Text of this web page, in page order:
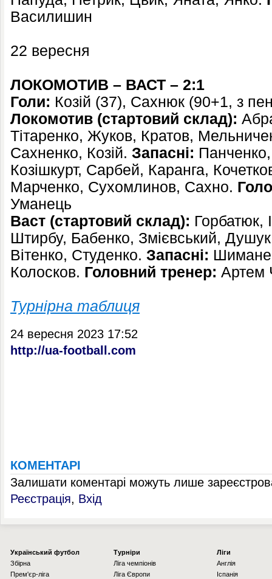
Василишин
22 вересня
ЛОКОМОТИВ – ВАСТ – 2:1
Голи: Козій (37), Сахнюк (90+1, з
Локомотив (стартовий склад):
Тітаренко, Жуков, Кратов,
Сахненко, Козій. Запасні:
Козішкурт, Сарбей, Каранга,
Марченко, Сухомлинов, Сахно.
Уманець
Васт (стартовий склад): Горбатюк,
Штирбу, Бабенко, Змієвський,
Вітенко, Студенко. Запасні:
Колосков. Головний тренер: Артем
Турнірна таблиця
24 вересня 2023 17:52
http://ua-football.com
КОМЕНТАРІ
Залишати коментарі можуть лише
Реєстрація, Вхід
Українcький футбол
Збірна
Прем'єр-ліга
Турніри
Ліга чемпіонів
Ліга Європи
Ліги
Англія
Іспанія